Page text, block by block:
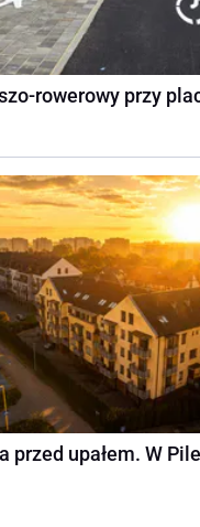
rowerowy przy
przed upałem. W